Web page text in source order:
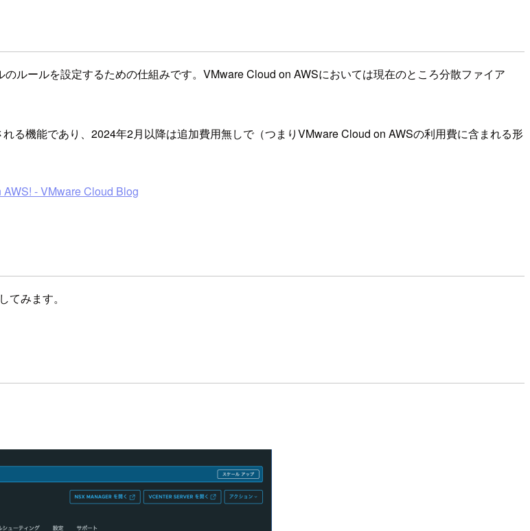
ルールを設定するための仕組みです。VMware Cloud on AWSにおいては現在のところ分散ファイア
る機能であり、2024年2月以降は追加費用無しで（つまりVMware Cloud on AWSの利用費に含まれる形
- VMware Cloud Blog
てみます。